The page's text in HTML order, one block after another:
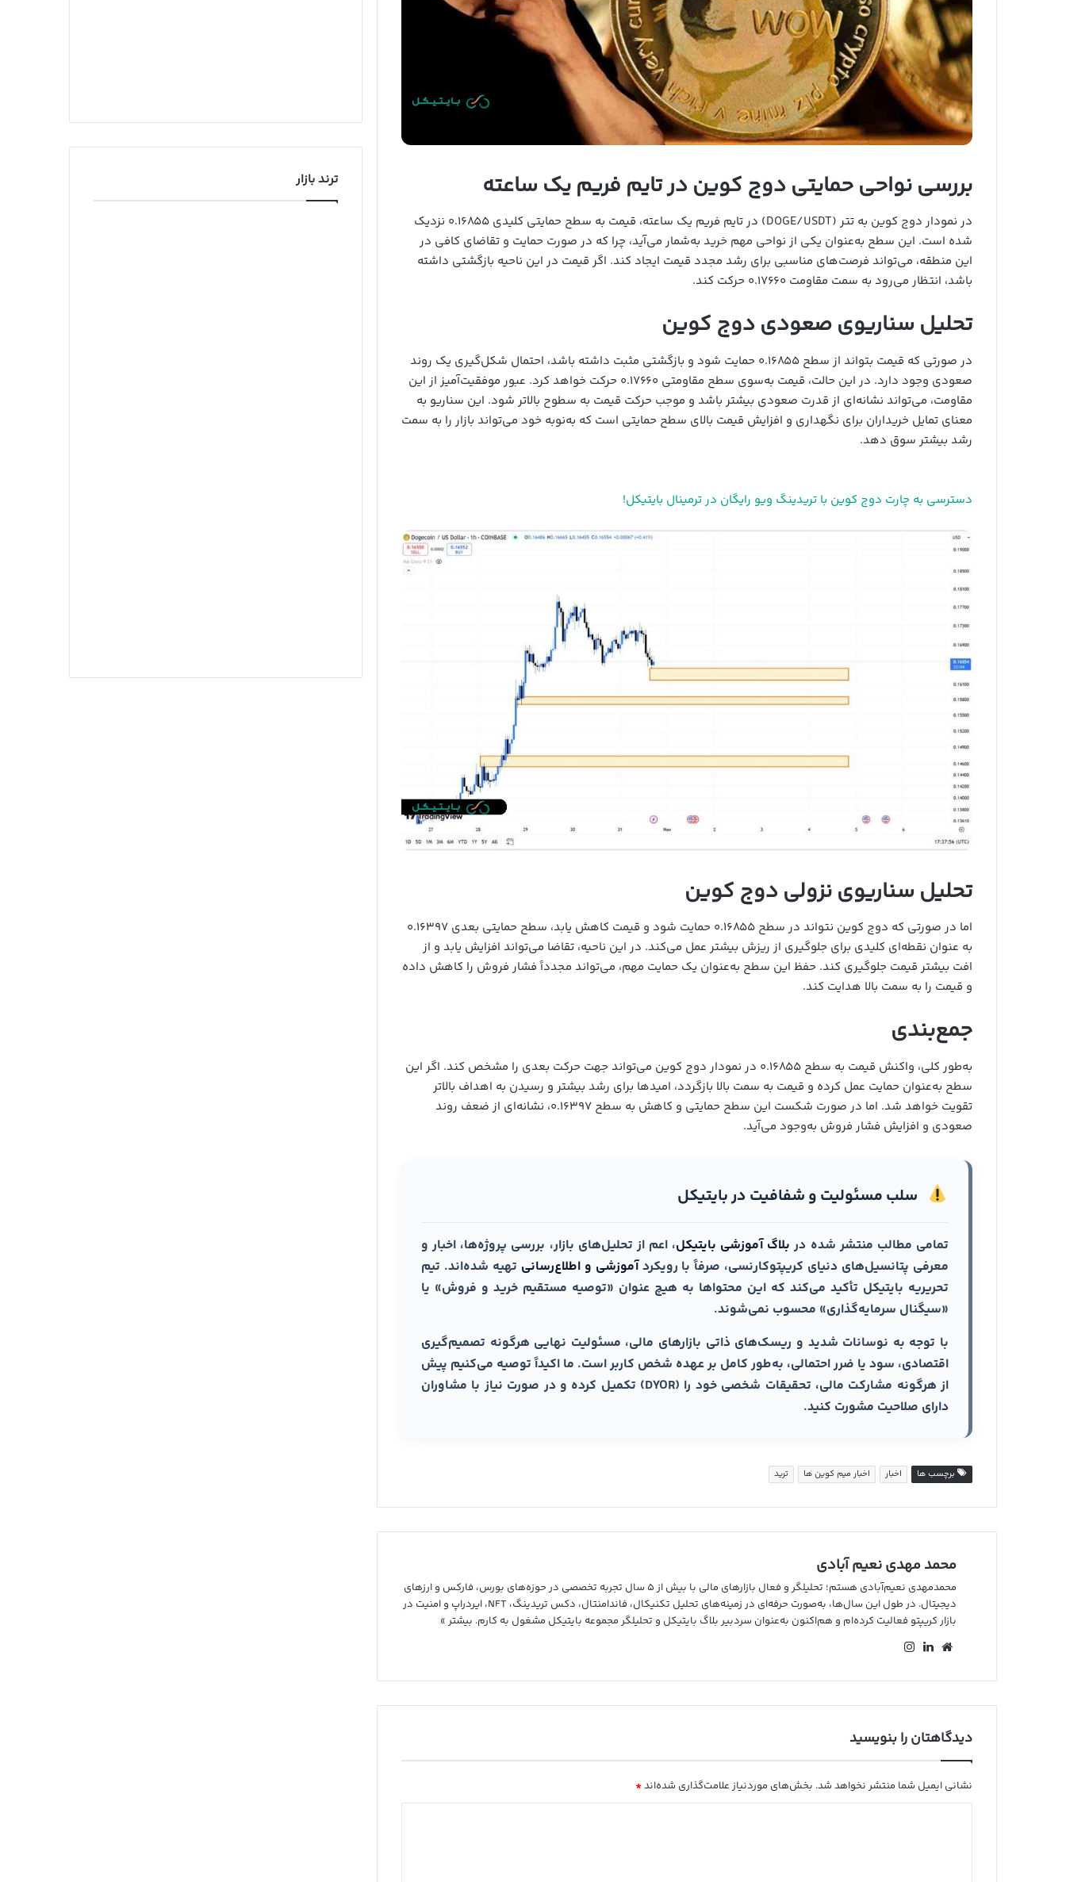
بررسی نواحی حمایتی دوج کوین در تایم فریم یک ساعته
در نمودار دوج کوین به تتر (DOGE/USDT) در تایم فریم یک ساعته، قیمت به سطح حمایتی کلیدی ۰.۱۶۸۵۵ نزدیک
شده است. این سطح به‌عنوان یکی از نواحی مهم خرید به‌شمار می‌آید، چرا که در صورت حمایت و تقاضای کافی در
این منطقه، می‌تواند فرصت‌های مناسبی برای رشد مجدد قیمت ایجاد کند. اگر قیمت در این ناحیه بازگشتی داشته
باشد، انتظار می‌رود به سمت مقاومت ۰.۱۷۶۶۰ حرکت کند.
تحلیل سناریوی صعودی دوج کوین
در صورتی که قیمت بتواند از سطح ۰.۱۶۸۵۵ حمایت شود و بازگشتی مثبت داشته باشد، احتمال شکل‌گیری یک روند
صعودی وجود دارد. در این حالت، قیمت به‌سوی سطح مقاومتی ۰.۱۷۶۶۰ حرکت خواهد کرد. عبور موفقیت‌آمیز از این
مقاومت، می‌تواند نشانه‌ای از قدرت صعودی بیشتر باشد و موجب حرکت قیمت به سطوح بالاتر شود. این سناریو به
معنای تمایل خریداران برای نگهداری و افزایش قیمت بالای سطح حمایتی است که به‌نوبه خود می‌تواند بازار را به سمت
رشد بیشتر سوق دهد.
دسترسی به چارت دوج کوین با تریدینگ ویو رایگان در ترمینال بایتیکل!
تحلیل سناریوی نزولی دوج کوین
اما در صورتی که دوج کوین نتواند در سطح ۰.۱۶۸۵۵ حمایت شود و قیمت کاهش یابد، سطح حمایتی بعدی ۰.۱۶۳۹۷
به عنوان نقطه‌ای کلیدی برای جلوگیری از ریزش بیشتر عمل می‌کند. در این ناحیه، تقاضا می‌تواند افزایش یابد و از
افت بیشتر قیمت جلوگیری کند. حفظ این سطح به‌عنوان یک حمایت مهم، می‌تواند مجدداً فشار فروش را کاهش داده
و قیمت را به سمت بالا هدایت کند.
جمع‌بندی
به‌طور کلی، واکنش قیمت به سطح ۰.۱۶۸۵۵ در نمودار دوج کوین می‌تواند جهت حرکت بعدی را مشخص کند. اگر این
سطح به‌عنوان حمایت عمل کرده و قیمت به سمت بالا بازگردد، امیدها برای رشد بیشتر و رسیدن به اهداف بالاتر
تقویت خواهد شد. اما در صورت شکست این سطح حمایتی و کاهش به سطح ۰.۱۶۳۹۷، نشانه‌ای از ضعف روند
صعودی و افزایش فشار فروش به‌وجود می‌آید.
سلب مسئولیت و شفافیت در بایتیکل
تمامی مطالب منتشر شده در بلاگ آموزشی بایتیکل، اعم از تحلیل‌های بازار، بررسی پروژه‌ها، اخبار و
معرفی پتانسیل‌های دنیای کریپتوکارنسی، صرفاً با رویکردآموزشی و اطلاع‌رسانی تهیه شده‌اند. تیم
تحریریه بایتیکل تأکید می‌کند که این محتواها به هیچ عنوان «توصیه مستقیم خرید و فروش» یا
«سیگنال سرمایه‌گذاری» محسوب نمی‌شوند.
با توجه به نوسانات شدید و ریسک‌های ذاتی بازارهای مالی، مسئولیت نهایی هرگونه تصمیم‌گیری
اقتصادی، سود یا ضرر احتمالی، به‌طور کامل بر عهده شخص کاربر است. ما اکیداً توصیه می‌کنیم پیش
از هرگونه مشارکت مالی، تحقیقات شخصی خود را (DYOR) تکمیل کرده و در صورت نیاز با مشاوران
دارای صلاحیت مشورت کنید.
برچسب ها اخبار اخبار میم کوین ها ترید
محمد مهدی نعیم آبادی
محمدمهدی نعیم‌آبادی هستم؛ تحلیلگر و فعال بازارهای مالی با بیش از ۵ سال تجربه تخصصی در حوزه‌های بورس، فارکس و ارزهای
دیجیتال. در طول این سال‌ها، به‌صورت حرفه‌ای در زمینه‌های تحلیل تکنیکال، فاندامنتال، دکس تریدینگ، NFT، ایردراپ و امنیت در
بازار کریپتو فعالیت کرده‌ام و هم‌اکنون به‌عنوان سردبیر بلاگ بایتیکل و تحلیلگر مجموعه بایتیکل مشغول به کارم. بیشتر »
وب
ت
لین
ین گرا
م
دیدگاهتان را بنویسید
نشانی ایمیل شما منتشر نخواهد شد. بخش‌های موردنیاز علامت‌گذاری شده‌اند*
ترند بازار